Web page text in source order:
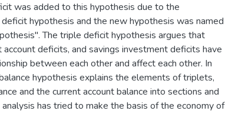
was added to this hypothesis due to the
hypothesis and the new hypothesis was named
The triple deficit hypothesis argues that
deficits, and savings investment deficits have
between each other and affect each other. In
hypothesis explains the elements of triplets,
and the current account balance into sections and
has tried to make the basis of the economy of